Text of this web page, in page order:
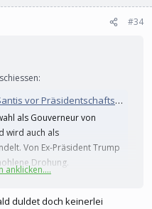
#34
»Weiß mehr über ihn als jeder andere«
als Gouverneur von
wird auch als
Von Ex-Präsident Trump
Drohung.
anklicken....
duldet doch keinerlei